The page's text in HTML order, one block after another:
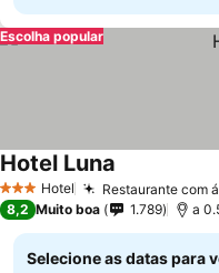
Escolha popular
3 EstrelasHotel Restaurante com
Hotel Luna
8,2 Muito boa 1.789 a
Selecione as datas para